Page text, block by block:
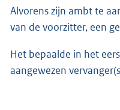
Alvorens zijn ambt te
van de voorzitter, een
Het bepaalde in het
aangewezen